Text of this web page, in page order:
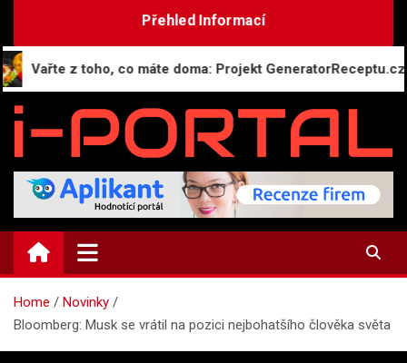
content
Přehled Informací
z toho, co máte doma: Projekt GeneratorReceptu.cz
i-PORTAL.CZ
Public relations | Informační portál
Home
Novinky
Bloomberg: Musk se vrátil na pozici nejbohatšího člověka světa